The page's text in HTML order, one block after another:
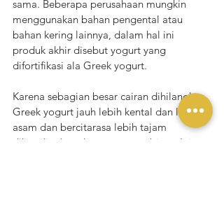
sama. Beberapa perusahaan mungkin
menggunakan bahan pengental atau
bahan kering lainnya, dalam hal ini
produk akhir disebut yogurt yang
difortifikasi ala Greek yogurt.
Karena sebagian besar cairan dihilangkan,
Greek yogurt jauh lebih kental dan lebih
asam dan bercitarasa lebih tajam
dibandingkan dengan yogurt biasa. Ini